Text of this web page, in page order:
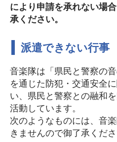
により申請を承れない場
承ください。
派遣できない行事
音楽隊は「県民と警察の
を通じた防犯・交通安全
い、県民と警察との融和
活動しています。
次のようなものには、音
きませんので御了承くださ